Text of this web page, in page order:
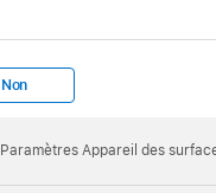
Non
Paramètres Appareil des